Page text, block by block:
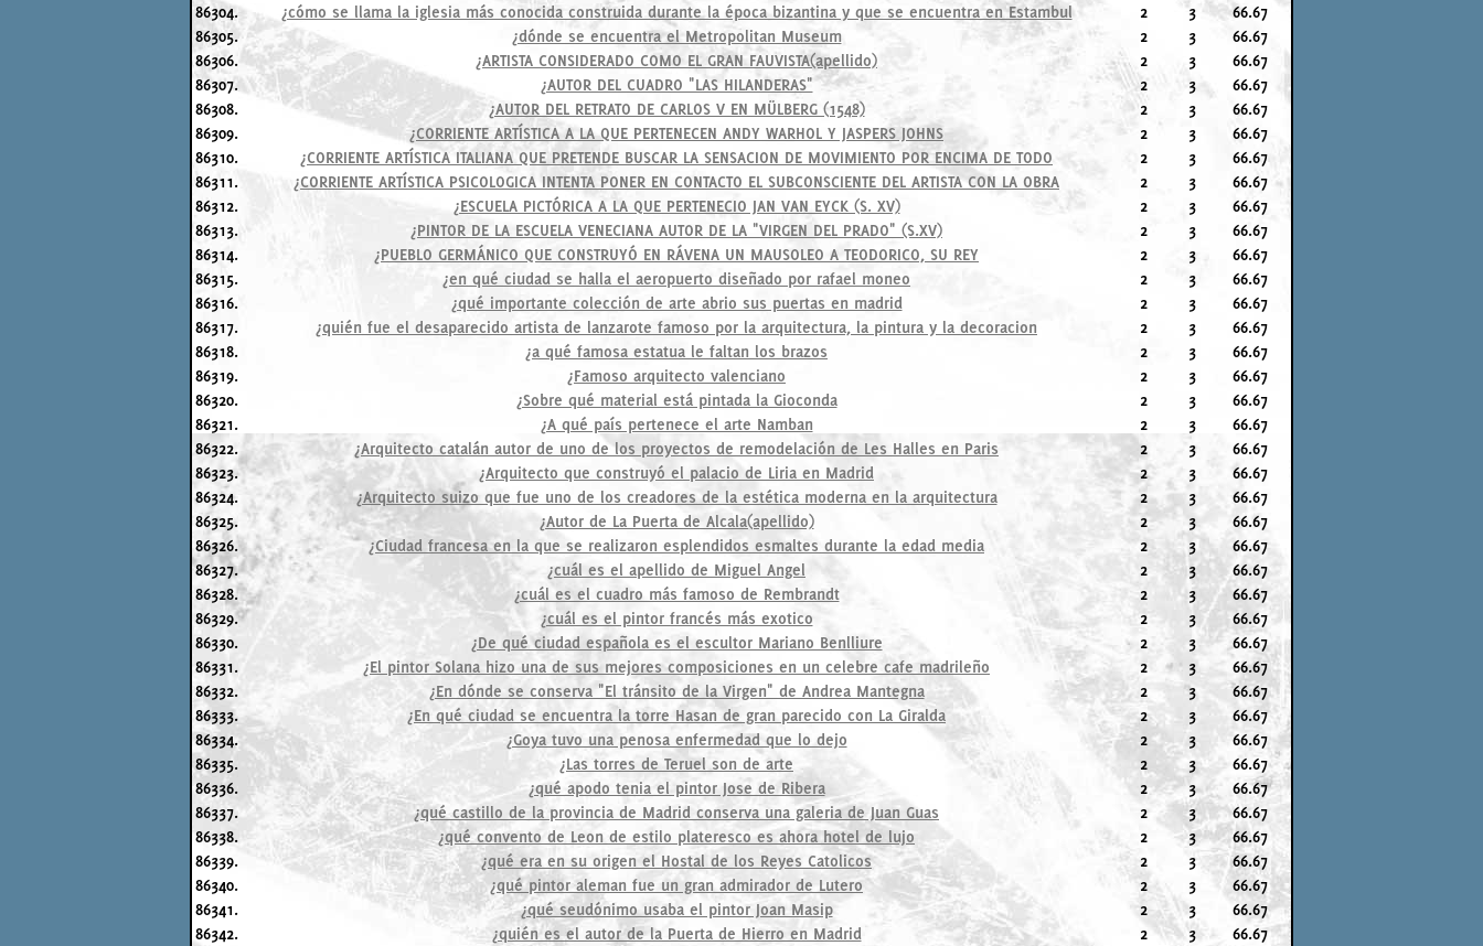
86304.
¿cómo se llama la iglesia más conocida construida durante la época bizantina y que se encuentra en Estambul 2 3
66.67
86305.
¿dónde se encuentra el Metropolitan Museum 2 3
66.67
86306.
¿ARTISTA CONSIDERADO COMO EL GRAN FAUVISTA(apellido) 2 3
66.67
86307.
¿AUTOR DEL CUADRO "LAS HILANDERAS" 2 3
66.67
86308.
¿AUTOR DEL RETRATO DE CARLOS V EN MÜLBERG (1548) 2 3
66.67
86309.
¿CORRIENTE ARTÍSTICA A LA QUE PERTENECEN ANDY WARHOL Y JASPERS JOHNS 2 3
66.67
86310.
¿CORRIENTE ARTÍSTICA ITALIANA QUE PRETENDE BUSCAR LA SENSACION DE MOVIMIENTO POR ENCIMA DE TODO 2 3
66.67
86311.
¿CORRIENTE ARTÍSTICA PSICOLOGICA INTENTA PONER EN CONTACTO EL SUBCONSCIENTE DEL ARTISTA CON LA OBRA 2 3
66.67
86312.
¿ESCUELA PICTÓRICA A LA QUE PERTENECIO JAN VAN EYCK (S. XV) 2 3
66.67
86313.
¿PINTOR DE LA ESCUELA VENECIANA AUTOR DE LA "VIRGEN DEL PRADO" (S.XV) 2 3
66.67
86314.
¿PUEBLO GERMÁNICO QUE CONSTRUYÓ EN RÁVENA UN MAUSOLEO A TEODORICO, SU REY 2 3
66.67
86315.
¿en qué ciudad se halla el aeropuerto diseñado por rafael moneo 2 3
66.67
86316.
¿qué importante colección de arte abrio sus puertas en madrid 2 3
66.67
86317.
¿quién fue el desaparecido artista de lanzarote famoso por la arquitectura, la pintura y la decoracion 2 3
66.67
86318.
¿a qué famosa estatua le faltan los brazos 2 3
66.67
86319.
¿Famoso arquitecto valenciano 2 3
66.67
86320.
¿Sobre qué material está pintada la Gioconda 2 3
66.67
86321.
¿A qué país pertenece el arte Namban 2 3
66.67
86322.
¿Arquitecto catalán autor de uno de los proyectos de remodelación de Les Halles en Paris 2 3
66.67
86323.
¿Arquitecto que construyó el palacio de Liria en Madrid 2 3
66.67
86324.
¿Arquitecto suizo que fue uno de los creadores de la estética moderna en la arquitectura 2 3
66.67
86325.
¿Autor de La Puerta de Alcala(apellido) 2 3
66.67
86326.
¿Ciudad francesa en la que se realizaron esplendidos esmaltes durante la edad media 2 3
66.67
86327.
¿cuál es el apellido de Miguel Angel 2 3
66.67
86328.
¿cuál es el cuadro más famoso de Rembrandt 2 3
66.67
86329.
¿cuál es el pintor francés más exotico 2 3
66.67
86330.
¿De qué ciudad española es el escultor Mariano Benlliure 2 3
66.67
86331.
¿El pintor Solana hizo una de sus mejores composiciones en un celebre cafe madrileño 2 3
66.67
86332.
¿En dónde se conserva "El tránsito de la Virgen" de Andrea Mantegna 2 3
66.67
86333.
¿En qué ciudad se encuentra la torre Hasan de gran parecido con La Giralda 2 3
66.67
86334.
¿Goya tuvo una penosa enfermedad que lo dejo 2 3
66.67
86335.
¿Las torres de Teruel son de arte 2 3
66.67
86336.
¿qué apodo tenia el pintor Jose de Ribera 2 3
66.67
86337.
¿qué castillo de la provincia de Madrid conserva una galeria de Juan Guas 2 3
66.67
86338.
¿qué convento de Leon de estilo plateresco es ahora hotel de lujo 2 3
66.67
86339.
¿qué era en su origen el Hostal de los Reyes Catolicos 2 3
66.67
86340.
¿qué pintor aleman fue un gran admirador de Lutero 2 3
66.67
86341.
¿qué seudónimo usaba el pintor Joan Masip 2 3
66.67
86342.
¿quién es el autor de la Puerta de Hierro en Madrid 2 3
66.67